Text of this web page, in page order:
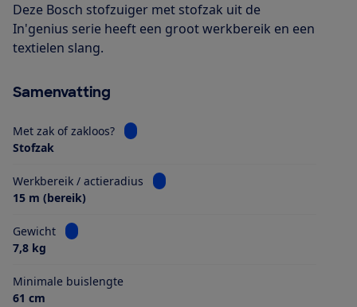
Deze Bosch stofzuiger met stofzak uit de
In'genius serie heeft een groot werkbereik en een
textielen slang.
Samenvatting
Met zak of zakloos?
Bekijk informatie voor Met zak of zakloos?
Stofzak
Werkbereik / actieradius
Bekijk informatie voor Werkbereik /
15 m (bereik)
Gewicht
Bekijk informatie voor Gewicht
7,8 kg
Minimale buislengte
61 cm